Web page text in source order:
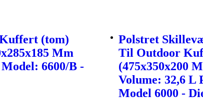
(tom)
Mm
6600/B -
Polstret
Til Outdoor
(475x350x200
Volume: 32,6 L
Model 6000 -